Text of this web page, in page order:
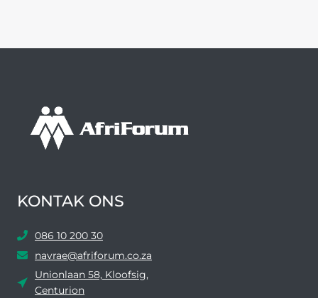
KONTAK ONS
086 10 200 30
navrae@afriforum.co.za
Unionlaan 58, Kloofsig,
Centurion